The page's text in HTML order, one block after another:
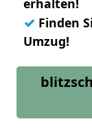
erhalten!
✓ Finden
Umzug!